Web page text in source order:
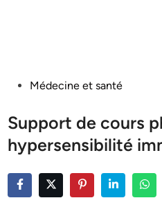
PostedMédecine et santé
Support de cours
hypersensibilité